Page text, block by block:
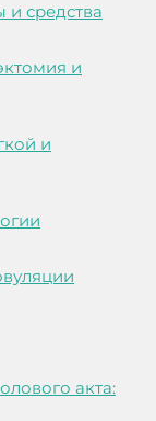
средства
и
и
акта: